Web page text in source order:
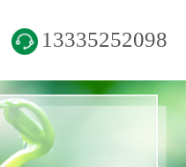
13335252098